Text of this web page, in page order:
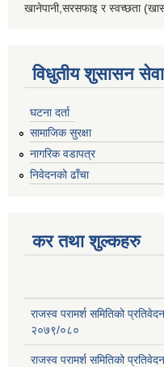
खानेपानी,सरसफाइ र स्वच्छता
विधुतीय शुसासन सेवा
घटना दर्ता
सामाजिक सुरक्षा
नागरिक वडापत्र
निवेदनको ढाँचा
कर तथा शुल्कहरु
राजस्व परामर्श समितिको प्रतिवेदन
२०७९/०८०
राजस्व परामर्श समितिको